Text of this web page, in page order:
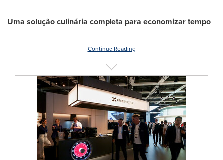
Uma solução culinária completa para economizar tempo
Continue Reading